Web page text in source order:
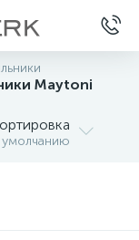
Maytoni